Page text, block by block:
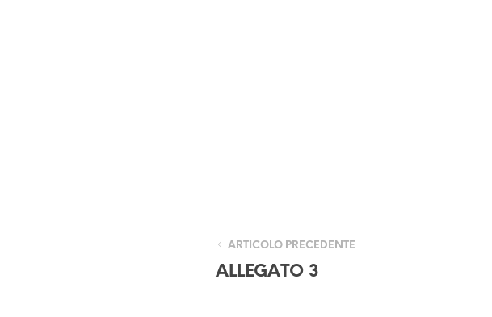
ARTICOLO PRECEDENTE
ALLEGATO 3